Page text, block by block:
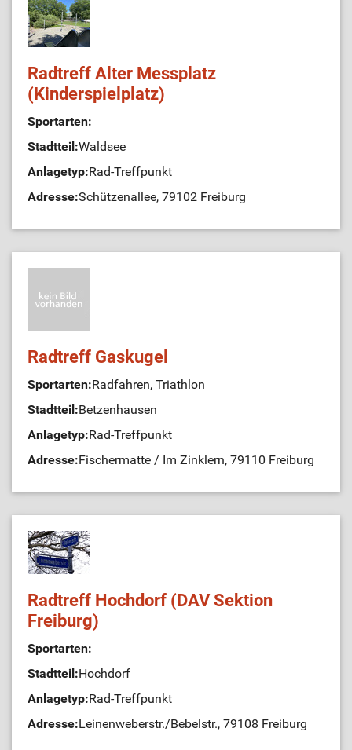
Radtreff Alter Messplatz
(Kinderspielplatz)
Sportarten:
Stadtteil:Waldsee
Anlagetyp:Rad-Treffpunkt
Adresse:Schützenallee, 79102 Freiburg
Radtreff Gaskugel
Sportarten:Radfahren, Triathlon
Stadtteil:Betzenhausen
Anlagetyp:Rad-Treffpunkt
Adresse:Fischermatte / Im Zinklern, 79110 Freiburg
Radtreff Hochdorf (DAV Sektion
Freiburg)
Sportarten:
Stadtteil:Hochdorf
Anlagetyp:Rad-Treffpunkt
Adresse:Leinenweberstr./Bebelstr., 79108 Freiburg